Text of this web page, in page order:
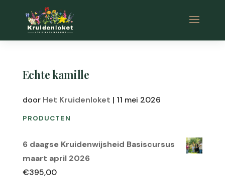
Echte kamille
door Het Kruidenloket | 11 mei 2026
PRODUCTEN
6 daagse Kruidenwijsheid Basiscursus
maart april 2026
€395,00